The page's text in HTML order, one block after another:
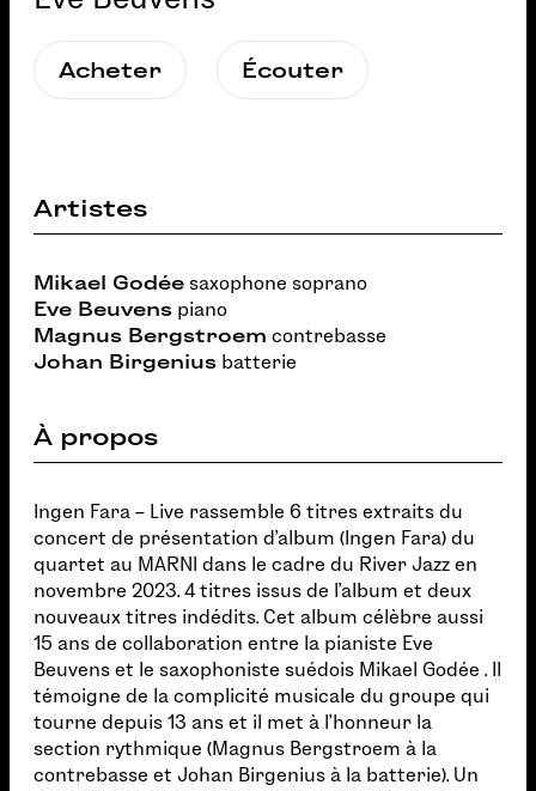
Acheter Écouter
Artistes
Mikael Godée saxophone soprano
Eve Beuvens piano
Magnus Bergstroem contrebasse
Johan Birgenius batterie
À propos
Ingen Fara – Live rassemble 6 titres extraits du
concert de présentation d’album (Ingen Fara) du
quartet au MARNI dans le cadre du River Jazz en
novembre 2023. 4 titres issus de l’album et deux
nouveaux titres indédits. Cet album célèbre aussi
15 ans de collaboration entre la pianiste Eve
Beuvens et le saxophoniste suédois Mikael Godée . Il
témoigne de la complicité musicale du groupe qui
tourne depuis 13 ans et il met à l’honneur la
section rythmique (Magnus Bergstroem à la
contrebasse et Johan Birgenius à la batterie). Un